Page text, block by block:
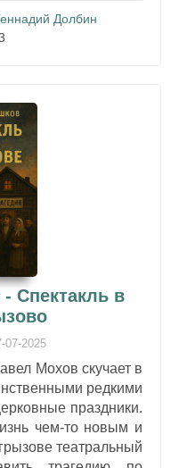
Долбин
Спектакль в
07-2025
Мохов скучает в
редкими
праздники.
чем-то новым и
театральный